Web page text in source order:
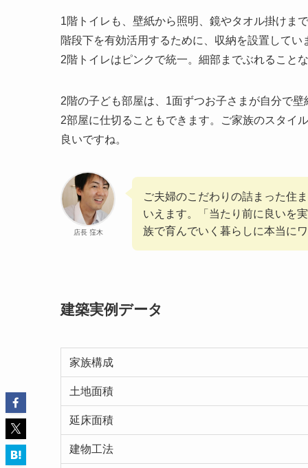
1階トイレも、壁紙から照明、鏡やタオル掛けま
階段下を有効活用するために、収納を設置してい
2階トイレはピンクで統一。細部までぶれること
2階の子ども部屋は、1面ずつお子さまが自分で
2部屋に仕切ることもできます。ご家族のスタイ
良いですね。
店長 窪木
ご夫婦のこだわりの詰まった住
いえます。「当たり前に良いを
族で育んでいく暮らしに本当に
建築実例データ
家族構成
土地面積
延床面積
建物工法